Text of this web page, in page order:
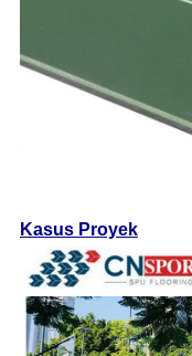
Kasus Proyek